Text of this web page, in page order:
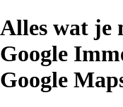
Alles wat je
Google
Google